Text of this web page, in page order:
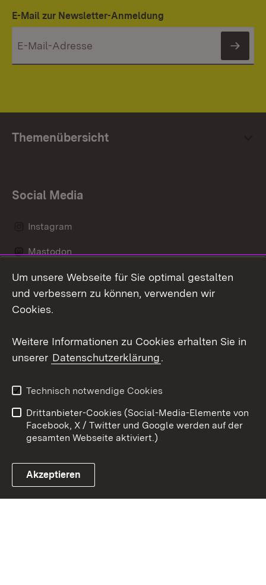
E-Mail zur Newsletter-Anmeldung
Themenübersicht
Social Media
Instagram
Mastodon
Messenger
Link zum Landesportal
Kontakt
Impressum
Cookies
Um unsere Webseite für Sie optimal gestalten
und verbessern zu können, verwenden wir
Cookies.
Weitere Informationen zu Cookies erhalten Sie in
unserer Datenschutzerklärung.
Technisch notwendige Cookies
Drittanbieter-Cookies (Social-Media-Elemente von
Facebook, X / Twitter und Google werden auf der
gesamten Webseite aktiviert.)
Akzeptieren